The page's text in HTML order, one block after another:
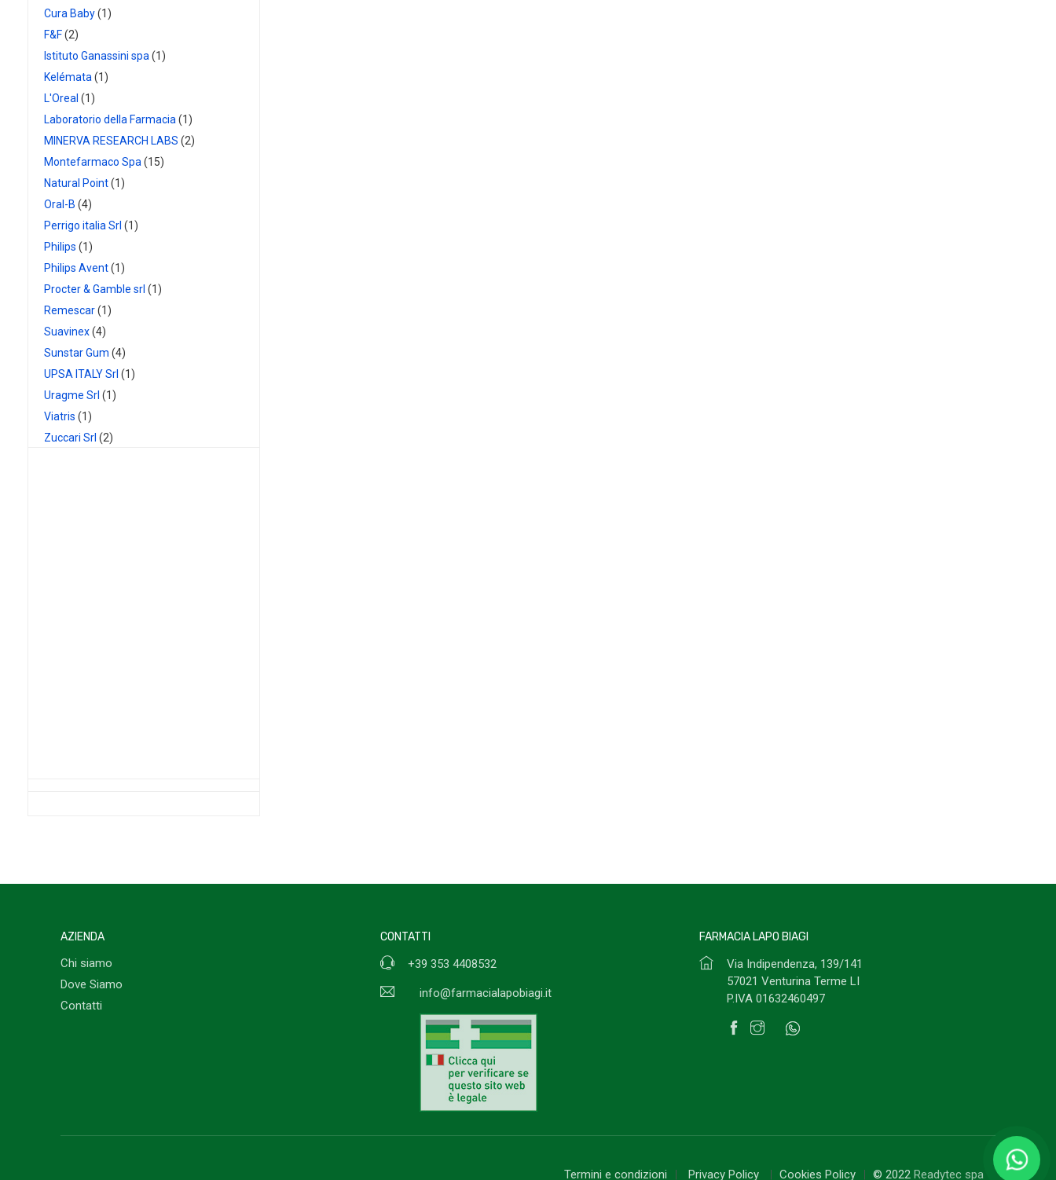
Cura Baby(1)
F&F(2)
Istituto Ganassini spa(1)
Kelémata(1)
L'Oreal (1)
Laboratorio della Farmacia(1)
MINERVA RESEARCH LABS (2)
Montefarmaco Spa(15)
Natural Point(1)
Oral-B (4)
Perrigo italia Srl (1)
Philips (1)
Philips Avent(1)
Procter & Gamble srl (1)
Remescar(1)
Suavinex(4)
Sunstar Gum (4)
UPSA ITALY Srl (1)
Uragme Srl (1)
Viatris (1)
Zuccari Srl (2)
AZIENDA
Chi siamo
Dove Siamo
Contatti
CONTATTI
+39 353 4408532
info@farmacialapobiagi.it
FARMACIA LAPO BIAGI
Via Indipendenza, 139/141
57021 Venturina Terme LI
P.IVA 01632460497
Termini e condizioni Privacy Policy Cookies Policy © 2022 Readytec spa